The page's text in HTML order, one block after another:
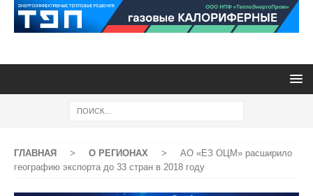
ГЛАВНАЯ > О РЕГИОНАХ >
АО «ЕЗ ОЦМ» расширило
географию экспорта до 33 стран в 2018 году